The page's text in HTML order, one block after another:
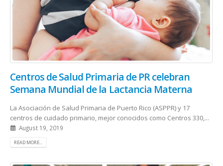
Centros de Salud Primaria de PR celebran
Semana Mundial de la Lactancia Materna
La Asociación de Salud Primaria de Puerto Rico (ASPPR) y 17
centros de cuidado primario, mejor conocidos como Centros 330,...
August 19, 2019
READ MORE...